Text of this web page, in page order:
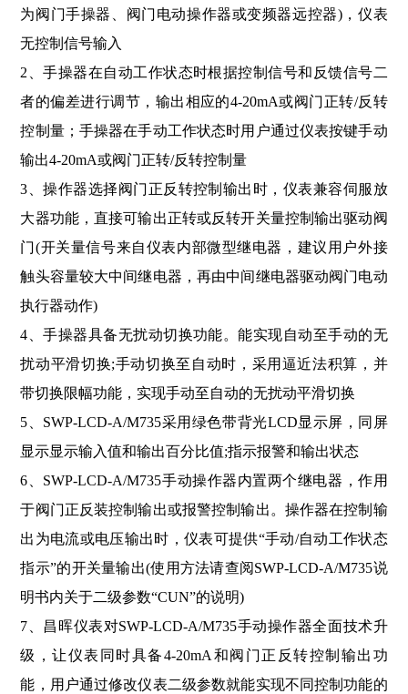
为阀门手操器、阀门电动操作器或变频器远控器)，仪表
无控制信号输入
2、手操器在自动工作状态时根据控制信号和反馈信号二
者的偏差进行调节，输出相应的4-20mA或阀门正转/反转
控制量； 手操器在手动工作状态时用户通过仪表按键手动
输出4-20mA或阀门正转/反转控制量
3、操作器选择阀门正反转控制输出时，仪表兼容伺服放
大器功能，直接可输出正转或反转开关量控制输出驱动阀
门(开关量信号来自仪表内部微型继电器，建议用户外接
触头容量较大中间继电器，再由中间继电器驱动阀门电动
执行器动作)
4、手操器具备无扰动切换功能。能实现自动至手动的无
扰动平滑切换;手动切换至自动时，采用逼近法积算，并
带切换限幅功能，实现手动至自动的无扰动平滑切换
5、SWP-LCD-A/M735采用绿色带背光LCD显示屏，同屏
显示显示输入值和输出百分比值;指示报警和输出状态
6、SWP-LCD-A/M735手动操作器内置两个继电器，作用
于阀门正反装控制输出或报警控制输出。操作器在控制输
出为电流或电压输出时，仪表可提供“手动/自动工作状态
指示”的开关量输出(使用方法请查阅SWP-LCD-A/M735说
明书内关于二级参数“CUN”的说明)
7、昌晖仪表对SWP-LCD-A/M735手动操作器全面技术升
级，让仪表同时具备4-20mA和阀门正反转控制输出功
能，用户通过修改仪表二级参数就能实现不同控制功能的